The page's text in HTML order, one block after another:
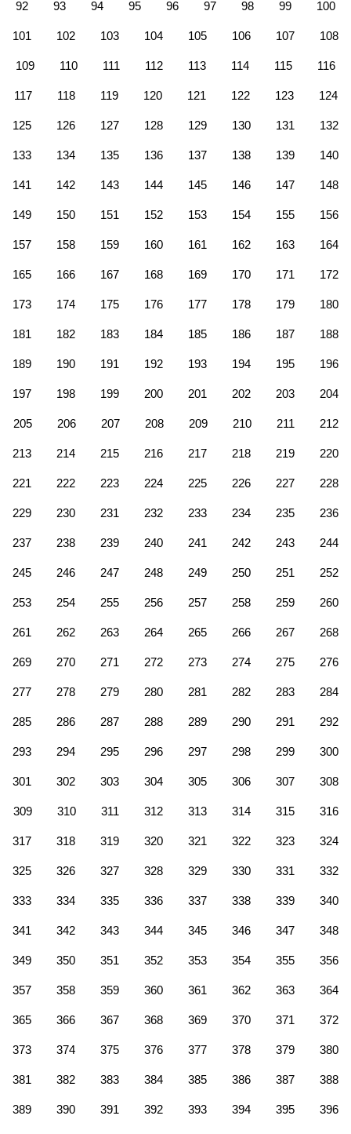
92 93 94 95 96 97 98 99 100
101 102 103 104 105 106 107 108
109 110 111 112 113 114 115 116
117 118 119 120 121 122 123 124
125 126 127 128 129 130 131 132
133 134 135 136 137 138 139 140
141 142 143 144 145 146 147 148
149 150 151 152 153 154 155 156
157 158 159 160 161 162 163 164
165 166 167 168 169 170 171 172
173 174 175 176 177 178 179 180
181 182 183 184 185 186 187 188
189 190 191 192 193 194 195 196
197 198 199 200 201 202 203 204
205 206 207 208 209 210 211 212
213 214 215 216 217 218 219 220
221 222 223 224 225 226 227 228
229 230 231 232 233 234 235 236
237 238 239 240 241 242 243 244
245 246 247 248 249 250 251 252
253 254 255 256 257 258 259 260
261 262 263 264 265 266 267 268
269 270 271 272 273 274 275 276
277 278 279 280 281 282 283 284
285 286 287 288 289 290 291 292
293 294 295 296 297 298 299 300
301 302 303 304 305 306 307 308
309 310 311 312 313 314 315 316
317 318 319 320 321 322 323 324
325 326 327 328 329 330 331 332
333 334 335 336 337 338 339 340
341 342 343 344 345 346 347 348
349 350 351 352 353 354 355 356
357 358 359 360 361 362 363 364
365 366 367 368 369 370 371 372
373 374 375 376 377 378 379 380
381 382 383 384 385 386 387 388
389 390 391 392 393 394 395 396